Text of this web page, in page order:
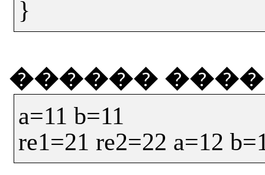
}
������
a=11 b=11
re1=21 re2=22 a=12